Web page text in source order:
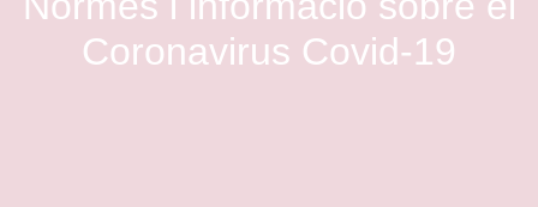
Coronavirus Covid-19